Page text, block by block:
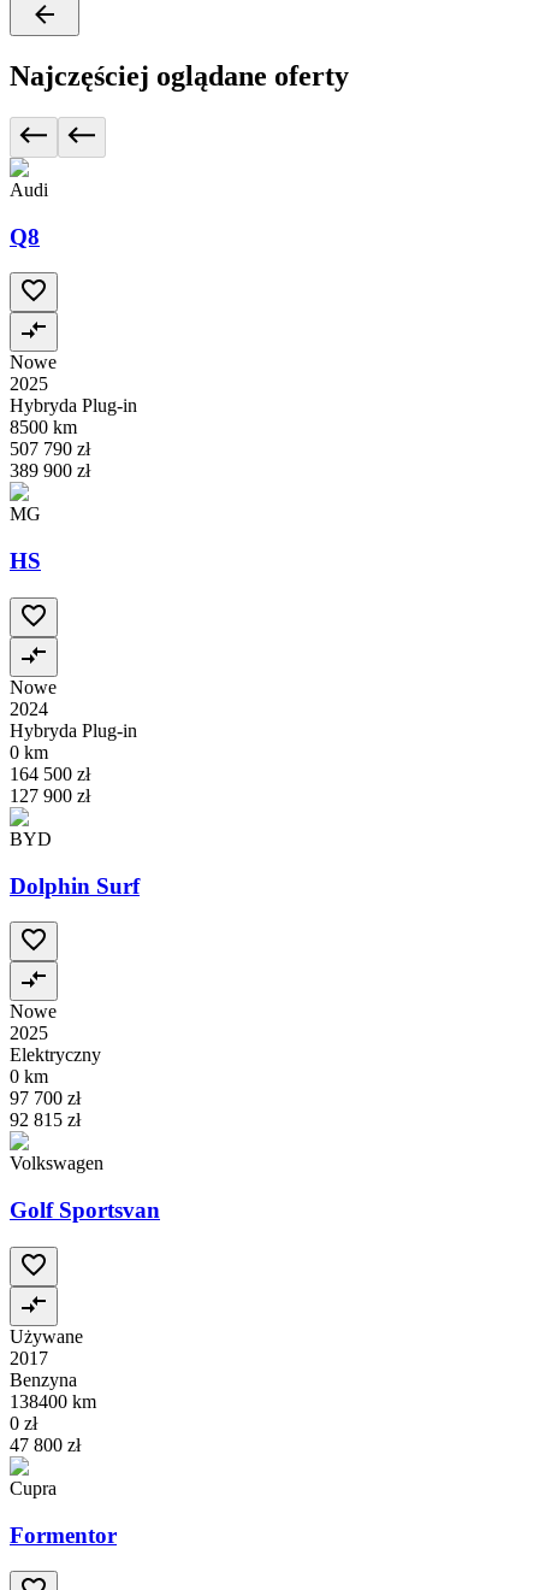
Najczęściej oglądane oferty
Audi
Q8
Nowe
2025
Hybryda Plug-in
8500 km
507 790 zł
389 900 zł
MG
HS
Nowe
2024
Hybryda Plug-in
0 km
164 500 zł
127 900 zł
BYD
Dolphin Surf
Nowe
2025
Elektryczny
0 km
97 700 zł
92 815 zł
Volkswagen
Golf Sportsvan
Używane
2017
Benzyna
138400 km
0 zł
47 800 zł
Cupra
Formentor